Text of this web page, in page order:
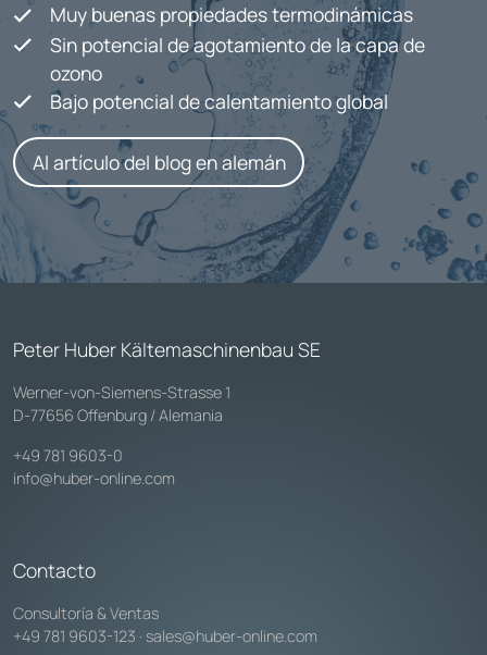
Muy buenas propiedades termodinámicas
Sin potencial de agotamiento de la capa de
ozono
Bajo potencial de calentamiento global
Al artículo del blog en alemán
Peter Huber Kältemaschinenbau SE
Werner-von-Siemens-Strasse 1
D-77656 Offenburg / Alemania
+49 781 9603-0
info@huber-online.com
Contacto
Consultoría & Ventas
+49 781 9603-123 · sales@huber-online.com